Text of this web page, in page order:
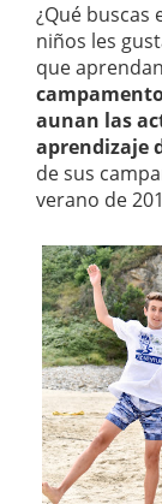
¿Qué buscas
niños les
que
aunan las
aprendizaje
de sus
verano de